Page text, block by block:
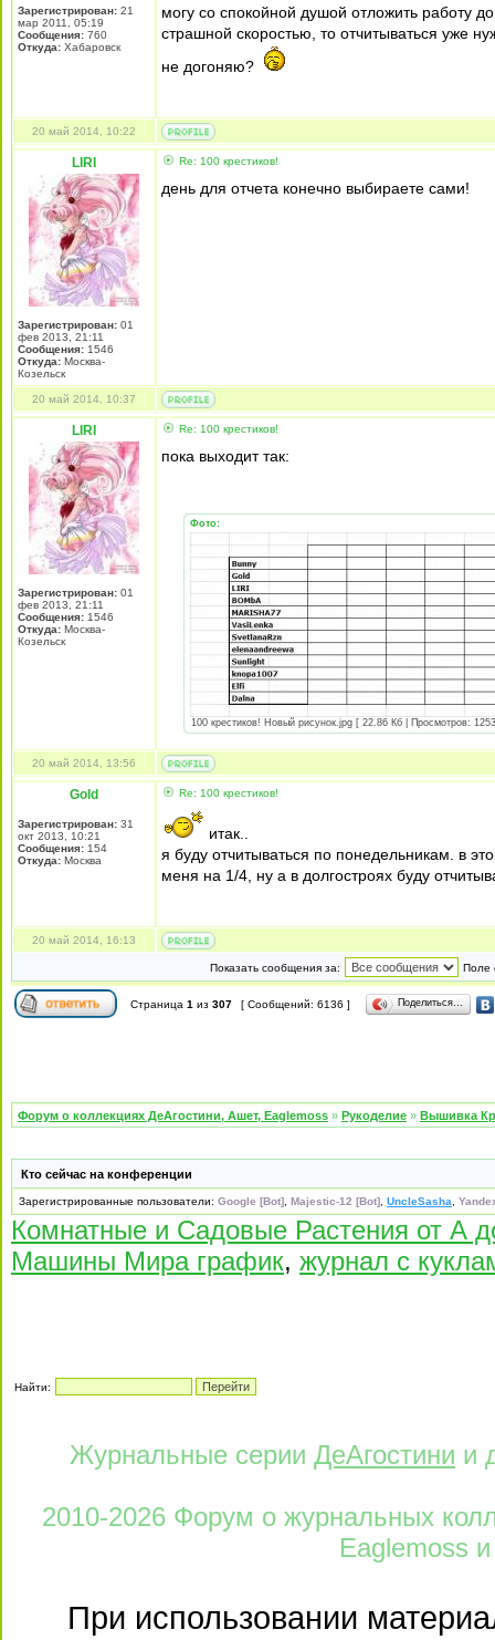
Зарегистрирован: 21
мар 2011, 05:19
Сообщения: 760
Откуда: Хабаровск
могу со спокойной душой отложить работу
страшной скоростью, то отчитываться уже
не догоняю?
20 май 2014, 10:22
LIRI
Зарегистрирован: 01
фев 2013, 21:11
Сообщения: 1546
Откуда: Москва-
Козельск
Re: 100 крестиков!
день для отчета конечно выбираете сами!
20 май 2014, 10:37
LIRI
Зарегистрирован: 01
фев 2013, 21:11
Сообщения: 1546
Откуда: Москва-
Козельск
Re: 100 крестиков!
пока выходит так:
Фото:
100 крестиков! Новый рисунок.jpg [ 22.86 Кб | Просмотров:
20 май 2014, 13:56
Gold
Зарегистрирован: 31
окт 2013, 10:21
Сообщения: 154
Откуда: Москва
Re: 100 крестиков!
итак..
я буду отчитываться по понедельникам. в
меня на 1/4, ну а в долгостроях буду
20 май 2014, 16:13
Показать сообщения за: Поле
Страница 1 из 307 [ Сообщений: 6136 ] Поделиться…
Форум о коллекциях ДеАгостини, Ашет, Eaglemoss » Рукоделие » Вышивка
Кто сейчас на конференции
Зарегистрированные пользователи: Google [Bot] Majestic-12 [Bot] UncleSasha
Комнатные и Садовые Растения от А
Машины Мира график, журнал с
Найти:
Журнальные серии ДеАгостини и
2010-2026 Форум о журнальных
Eaglemoss и
При использовании